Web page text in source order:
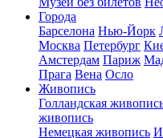
Города
Барселона Нью-Йорк
Москва Петербург
Амстердам Париж
Прага Вена Осло
Живопись
Голландская
живопись
Немецкая живопись